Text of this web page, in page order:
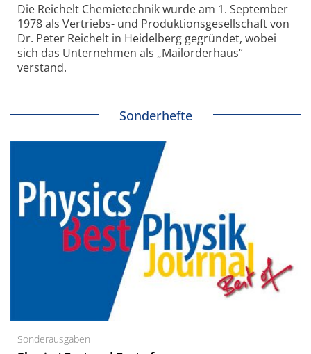
Die Reichelt Chemietechnik wurde am 1. September
1978 als Vertriebs- und Produktionsgesellschaft von
Dr. Peter Reichelt in Heidelberg gegründet, wobei
sich das Unternehmen als „Mailorderhaus“
verstand.
Sonderhefte
Sonderausgaben